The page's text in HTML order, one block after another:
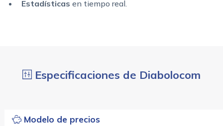
Estadísticas en tiempo real.
Especificaciones de Diabolocom
Modelo de precios